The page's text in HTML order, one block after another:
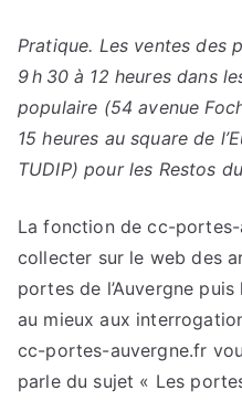
Pratique. Les ventes des
9 h 30 à 12 heures dans
populaire (54 avenue
15 heures au square de
TUDIP) pour les Restos
La fonction de cc-
collecter sur le web des
portes de l’Auvergne
au mieux aux
cc-portes-auvergne.fr
parle du sujet « Les